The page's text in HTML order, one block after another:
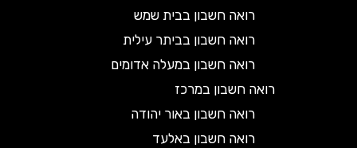
רואה חשבון בבית שמש
רואה חשבון בביתר עילית
רואה חשבון במעלה אדומים
רואה חשבון במרכז
רואה חשבון באור יהודה
רואה חשבון באלעד